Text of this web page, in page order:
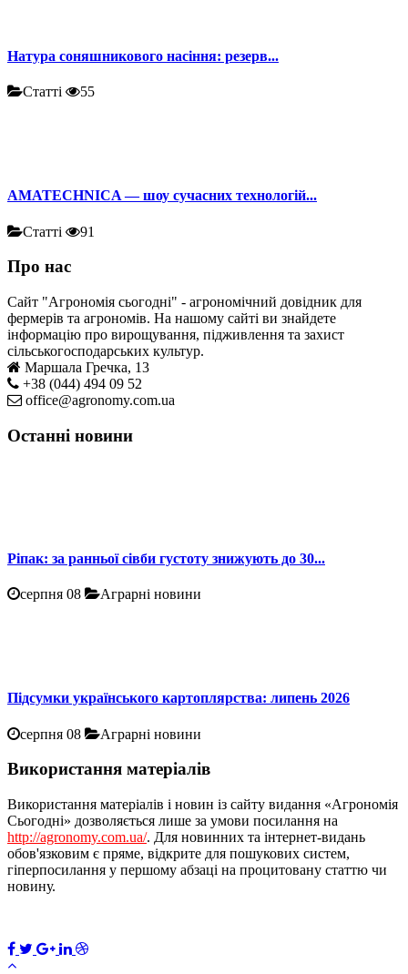
Натура соняшникового насіння: резерв...
Статті 55
AMATECHNICA — шоу сучасних технологій...
Статті 91
Про нас
Сайт "Агрономія сьогодні" - агрономічний довідник для
фермерів та агрономів. На нашому сайті ви знайдете
інформацію про вирощування, підживлення та захист
сільськогосподарських культур.
Маршала Гречка, 13
+38 (044) 494 09 52
office@agronomy.com.ua
Останні новини
Ріпак: за ранньої сівби густоту знижують до 30...
серпня 08 Аграрні новини
Підсумки українського картоплярства: липень 2026
серпня 08 Аграрні новини
Використання матеріалів
Використання матеріалів і новин із сайту видання «Агрономія
Сьогодні» дозволяється лише за умови посилання на
http://agronomy.com.ua/. Для новинних та інтернет-видань
обов'язковим є пряме, відкрите для пошукових систем,
гіперпосилання у першому абзаці на процитовану статтю чи
новину.